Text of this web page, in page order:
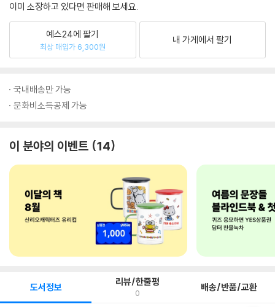
이미 소장하고 있다면 판매해 보세요.
예스24에 팔기
최상 매입가 6,300원
내 가게에서 팔기
국내배송만 가능
문화비소득공제 가능
이 분야의 이벤트 14
도서정보 리뷰/한줄평
0 배송/반품/교환